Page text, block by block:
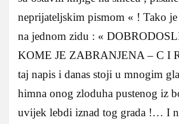
neprijateljskim pismom « ! Tako je
na jednom zidu : «
KOME JE ZABRANJENA – C I
taj napis i danas stoji u mnogim
himna onog zloduha pustenog iz
uvijek lebdi iznad tog grada !… I